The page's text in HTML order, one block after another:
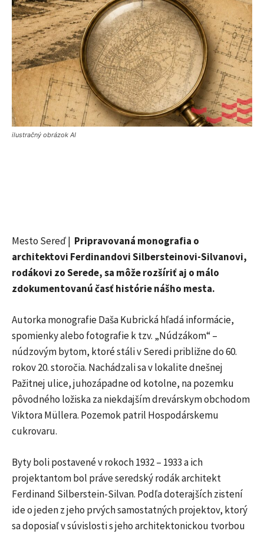
ilustračný obrázok AI
Mesto Sereď | Pripravovaná monografia o
architektovi Ferdinandovi Silbersteinovi-Silvanovi,
rodákovi zo Serede, sa môže rozšíriť aj o málo
zdokumentovanú časť histórie nášho mesta.
Autorka monografie Daša Kubrická hľadá informácie,
spomienky alebo fotografie k tzv. „Núdzákom“ –
núdzovým bytom, ktoré stáli v Seredi približne do 60.
rokov 20. storočia. Nachádzali sa v lokalite dnešnej
Pažitnej ulice, juhozápadne od kotolne, na pozemku
pôvodného ložiska za niekdajším drevárskym obchodom
Viktora Müllera. Pozemok patril Hospodárskemu
cukrovaru.
Byty boli postavené v rokoch 1932 – 1933 a ich
projektantom bol práve seredský rodák architekt
Ferdinand Silberstein-Silvan. Podľa doterajších zistení
ide o jeden z jeho prvých samostatných projektov, ktorý
sa doposiaľ v súvislosti s jeho architektonickou tvorbou